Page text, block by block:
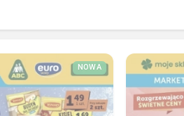
NOWA